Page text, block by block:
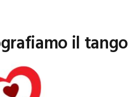
il tango